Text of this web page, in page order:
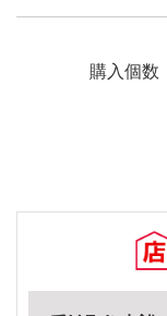
購入個数